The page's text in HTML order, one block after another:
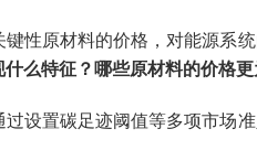
性原材料的价格，对能源系
么特征？哪些原材料的价格
过设置碳足迹阈值等多项市场